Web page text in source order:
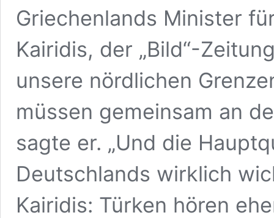
Griechenlands Minister
Kairidis, der „Bild“-
unsere nördlichen
müssen gemeinsam an
sagte er. „Und die
Deutschlands wirklich
Kairidis: Türken hören